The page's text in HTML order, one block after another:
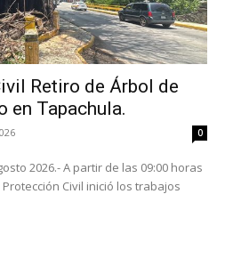
Retiro de Árbol de
en Tapachula.
0
2026.- A partir de las 09:00 horas
Civil inició los trabajos